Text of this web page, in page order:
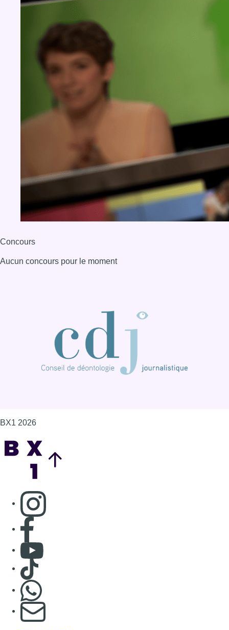
Concours
Aucun concours pour le moment
BX1 2026
Consulter page Instagram
Consulter page Facebook
Consulter Youtube
Consulter TikTok
S'abonner à notre newsletter